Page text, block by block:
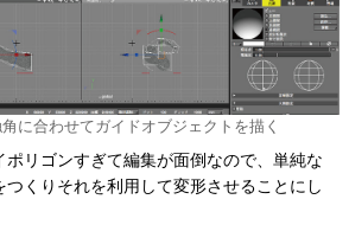
に合わせてガイドオブジェクトを描く
ポリゴンすぎて編集が面倒なので、単純な
くりそれを利用して変形させることにし